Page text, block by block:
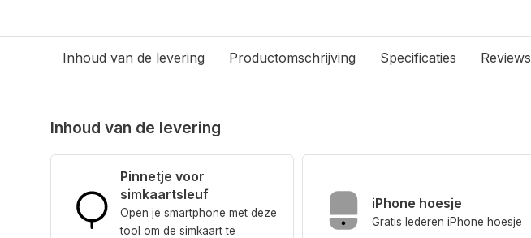
Inhoud van de levering Productomschrijving Specificaties Reviews
Inhoud van de levering
Pinnetje voor
simkaartsleuf
Open je smartphone met deze
tool om de simkaart te
iPhone hoesje
Gratis lederen iPhone hoesje